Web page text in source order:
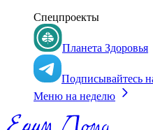
Спецпроекты
Планета Здоровья
Подписывайтесь
Меню на неделю